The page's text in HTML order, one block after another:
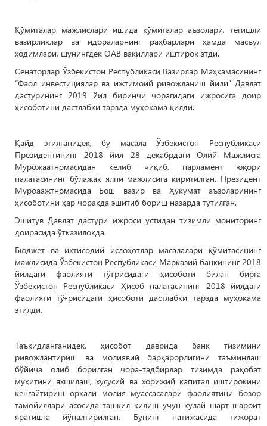
Қўмиталар мажлислари ишида қўмиталар аъзолари, тегишли
вазирликлар ва идораларнинг раҳбарлари ҳамда масъул
ходимлари, шунингдек ОАВ вакиллари иштирок этди.
Сенаторлар Ўзбекистон Республикаси Вазирлар Маҳкамасининг
“Фаол инвестициялар ва ижтимоий ривожланиш йили” Давлат
дастурининг 2019 йил биринчи чорагидаги ижросига доир
ҳисоботини дастлабки тарзда муҳокама қилди.
Қайд этилганидек, бу масала Ўзбекистон Республикаси
Президентининг 2018 йил 28 декабрдаги Олий Мажлисга
Мурожаатномасидан келиб чиқиб, парламент юқори
палатасининг бўлажак ялпи мажлисига киритилган. Президент
Муроаажтномасида Бош вазир ва Ҳукумат аъзоларининг
ҳисоботини ҳар чоракда эшитиб бориш назарда тутилган.
Эшитув Давлат дастури ижроси устидан тизимли мониторинг
доирасида ўтказилоқда.
Бюджет ва иқтисодий ислоҳотлар масалалари қўмитасининг
мажлисида Ўзбекистон Республикаси Марказий банкининг 2018
йилдаги фаолияти тўғрисидаги ҳисоботи билан бирга
Ўзбекистон Республикаси Ҳисоб палатасининг 2018 йилдаги
фаолияти тўғрисидаги ҳисоботи дастлабки тарзда муҳокама
этилди.
Таъкидланганидек, ҳисобот даврида банк тизимини
ривожлантириш ва молиявий барқарорлигини таъминлаш
бўйича олиб борилган чора-тадбирлар тизимда рақобат
муҳитини яхшилаш, хусусий ва хорижий капитал иштирокини
кенгайтириш орқали молия муассасалари фаолиятини бозор
тамойиллари асосида ташкил қилиш учун қулай шарт-шароит
яратишга йўналтирилган. Бунинг натижасида тижорат